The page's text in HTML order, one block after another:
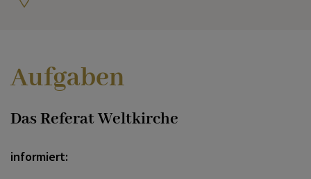
Angebote
Drehscheibe (Newsletter)
PARTNERDIÖZESEN
ANDERSSPRACHIGE
Aufgaben
Das Referat Weltkirche
informiert: